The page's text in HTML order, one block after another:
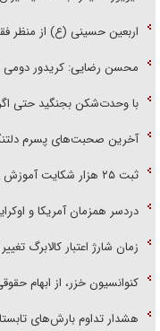
اربعین حسینی (ع) از منظر
محسن رضایی: کریدور دومی
با وحدت‌شکن بجنگید حتی
آخرین صحبت‌های پسرم
ثبت ۲۵ هزار شکایت آموزش و پرورش در دیوان عدالت
دردسر همزمان آمریکا و
زمان شارژ اعتبار کالابرگ
کنوانسیون خزر، از ابهام
هشدار تداوم بارش‌های تابستانه و